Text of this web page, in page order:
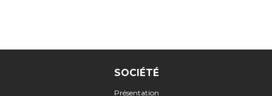
SOCIÉTÉ
Présentation